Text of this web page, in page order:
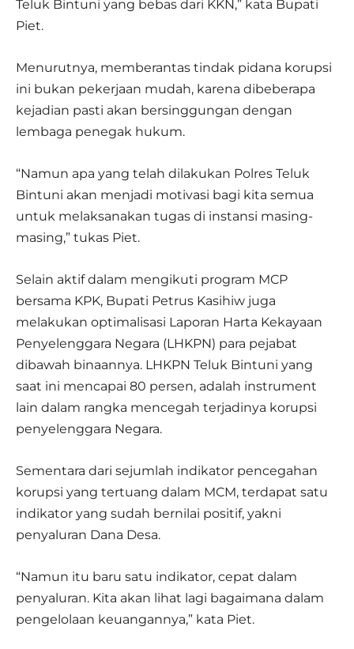
Teluk Bintuni yang bebas dari KKN,” kata Bupati
Piet.
Menurutnya, memberantas tindak pidana korupsi
ini bukan pekerjaan mudah, karena dibeberapa
kejadian pasti akan bersinggungan dengan
lembaga penegak hukum.
“Namun apa yang telah dilakukan Polres Teluk
Bintuni akan menjadi motivasi bagi kita semua
untuk melaksanakan tugas di instansi masing-
masing,” tukas Piet.
Selain aktif dalam mengikuti program MCP
bersama KPK, Bupati Petrus Kasihiw juga
melakukan optimalisasi Laporan Harta Kekayaan
Penyelenggara Negara (LHKPN) para pejabat
dibawah binaannya. LHKPN Teluk Bintuni yang
saat ini mencapai 80 persen, adalah instrument
lain dalam rangka mencegah terjadinya korupsi
penyelenggara Negara.
Sementara dari sejumlah indikator pencegahan
korupsi yang tertuang dalam MCM, terdapat satu
indikator yang sudah bernilai positif, yakni
penyaluran Dana Desa.
“Namun itu baru satu indikator, cepat dalam
penyaluran. Kita akan lihat lagi bagaimana dalam
pengelolaan keuangannya,” kata Piet.